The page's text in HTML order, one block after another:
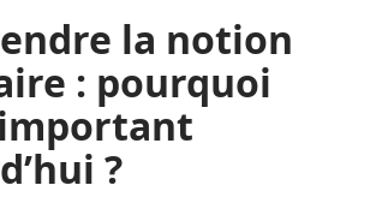
la notion
: pourquoi
?